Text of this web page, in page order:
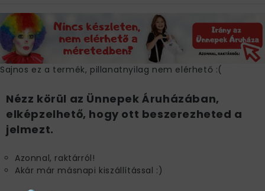
Sajnos ez a termék, pillanatnyilag nem elérhető :(
Nézz körül az Ünnepek Áruházában,
elképzelhető, hogy ott beszerezheted a
jelmezt.
Azonnal, raktárról!
Akár már másnapi kiszállítással :)